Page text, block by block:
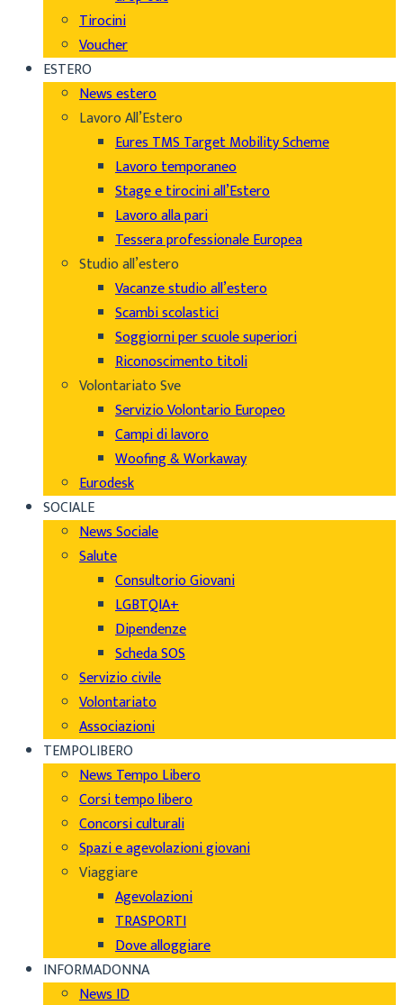
Tirocini
Voucher
ESTERO
News estero
Lavoro All’Estero
Eures TMS Target Mobility Scheme
Lavoro temporaneo
Stage e tirocini all’Estero
Lavoro alla pari
Tessera professionale Europea
Studio all’estero
Vacanze studio all’estero
Scambi scolastici
Soggiorni per scuole superiori
Riconoscimento titoli
Volontariato Sve
Servizio Volontario Europeo
Campi di lavoro
Woofing & Workaway
Eurodesk
SOCIALE
News Sociale
Salute
Consultorio Giovani
LGBTQIA+
Dipendenze
Scheda SOS
Servizio civile
Volontariato
Associazioni
TEMPOLIBERO
News Tempo Libero
Corsi tempo libero
Concorsi culturali
Spazi e agevolazioni giovani
Viaggiare
Agevolazioni
TRASPORTI
Dove alloggiare
INFORMADONNA
News ID